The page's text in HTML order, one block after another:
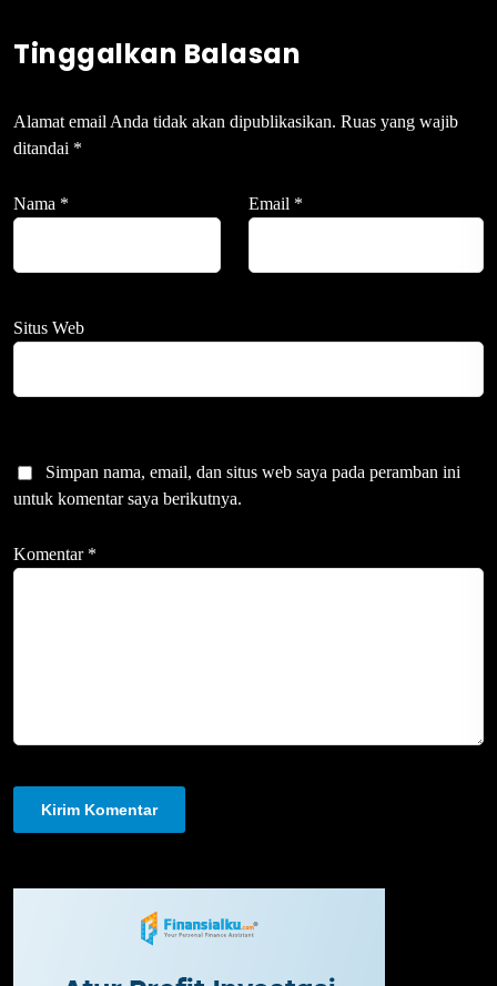
Tinggalkan Balasan
Alamat email Anda tidak akan dipublikasikan. Ruas yang wajib
ditandai *
Nama * Email *
Situs Web
Simpan nama, email, dan situs web saya pada peramban ini
untuk komentar saya berikutnya.
Komentar *